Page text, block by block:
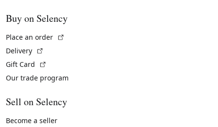
Buy on Selency
Place an order
Delivery
Gift Card
Our trade program
Sell on Selency
Become a seller